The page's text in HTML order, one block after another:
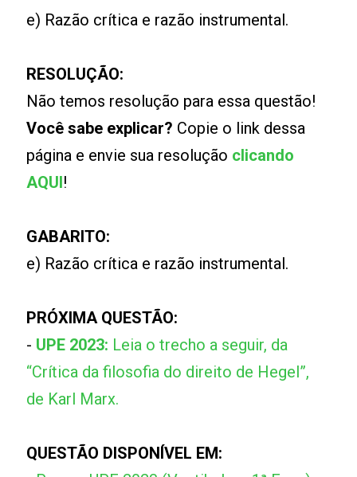
e) Razão crítica e razão instrumental.
RESOLUÇÃO:
Não temos resolução para essa questão!
Você sabe explicar? Copie o link dessa
página e envie sua resolução clicando
AQUI!
GABARITO:
e) Razão crítica e razão instrumental.
PRÓXIMA QUESTÃO:
- UPE 2023: Leia o trecho a seguir, da
“Crítica da filosofia do direito de Hegel”,
de Karl Marx.
QUESTÃO DISPONÍVEL EM: